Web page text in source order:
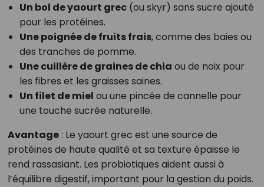
Un bol de yaourt grec(ou skyr) sans sucre ajouté
pour les protéines.
Une poignée de fruits frais, comme des baies ou
des tranches de pomme.
Une cuillère de graines de chia ou de noix pour
les fibres et les graisses saines.
Un filet de miel ou une pincée de cannelle pour
une touche sucrée naturelle.
Avantage: Le yaourt grec est une source de
protéines de haute qualité et sa texture épaisse le
rend rassasiant. Les probiotiques aident aussi à
l’équilibre digestif, important pour la gestion du poids.